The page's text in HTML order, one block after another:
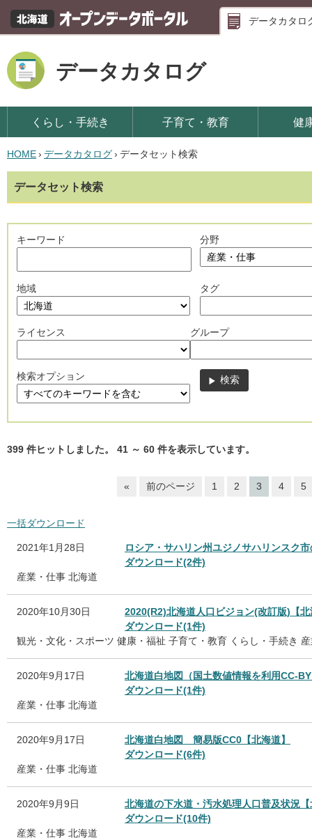
データカタロ
データカタログ
くらし・手続き 子育て・教育 健
HOME› データカタログ› データセット検索
データセット検索
キーワード 分野
地域 タグ
ライセンス グループ
検索オプション
399 件ヒットしました。 41 ～ 60 件を表示しています。
« 前のページ 1 2 3 4 5
一括ダウンロード
2021年1月28日
ロシア・サハリン州ユジノサハリンスク
ダウンロード(2件)
産業・仕事 北海道
2020年10月30日
2020(R2)北海道人口ビジョン(改訂版)【北
ダウンロード(1件)
観光・文化・スポーツ 健康・福祉 子育て・教育 くらし・手続き
2020年9月17日
北海道白地図（国土数値情報を利用CC-
ダウンロード(1件)
産業・仕事 北海道
2020年9月17日
北海道白地図 簡易版CC0【北海道】
ダウンロード(6件)
産業・仕事 北海道
2020年9月9日
北海道の下水道・汚水処理人口普及状況
ダウンロード(10件)
産業・仕事 北海道